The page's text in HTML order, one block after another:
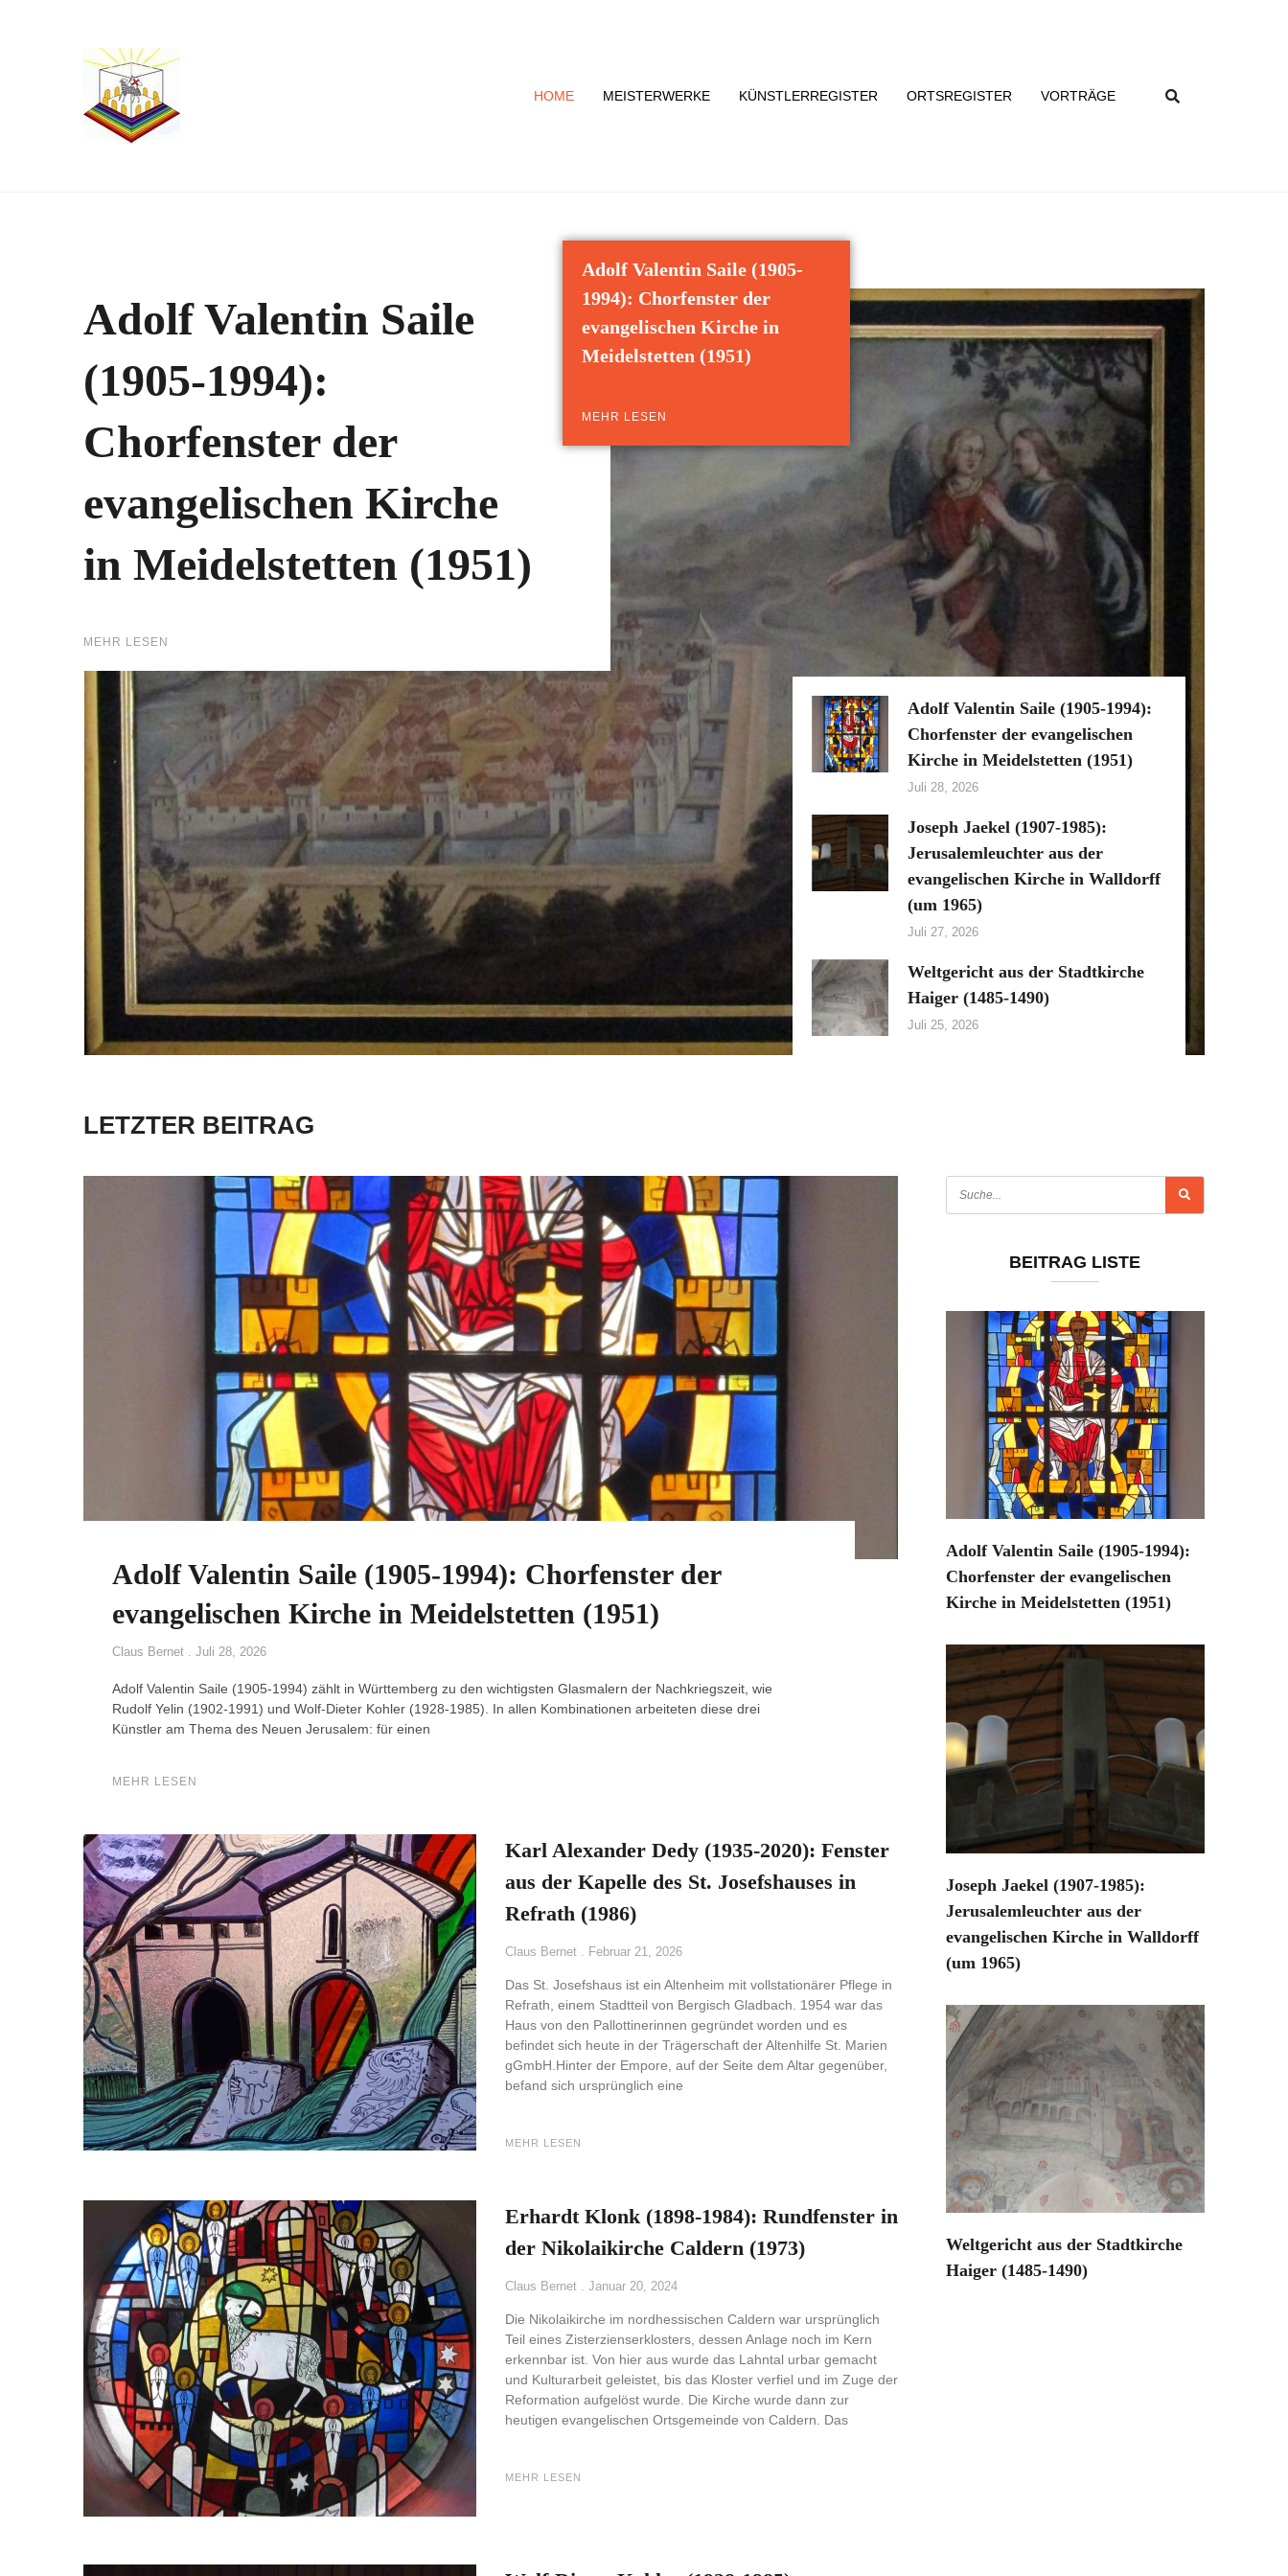
HOME MEISTERWERKE KÜNSTLERREGISTER ORTSREGISTER VORTRÄGE
Adolf Valentin Saile
(1905-1994):
Chorfenster der
evangelischen Kirche
in Meidelstetten (1951)
MEHR LESEN
Adolf Valentin Saile (1905-
1994): Chorfenster der
evangelischen Kirche in
Meidelstetten (1951)
MEHR LESEN
Adolf Valentin Saile (1905-1994):
Chorfenster der evangelischen
Kirche in Meidelstetten (1951)
Juli 28, 2026
Joseph Jaekel (1907-1985):
Jerusalemleuchter aus der
evangelischen Kirche in Walldorff
(um 1965)
Juli 27, 2026
Weltgericht aus der Stadtkirche
Haiger (1485-1490)
Juli 25, 2026
LETZTER BEITRAG
Adolf Valentin Saile (1905-1994): Chorfenster der
evangelischen Kirche in Meidelstetten (1951)
Claus Bernet Juli 28, 2026
Adolf Valentin Saile (1905-1994) zählt in Württemberg zu den wichtigsten Glasmalern der Nachkriegszeit, wie
Rudolf Yelin (1902-1991) und Wolf-Dieter Kohler (1928-1985). In allen Kombinationen arbeiteten diese drei
Künstler am Thema des Neuen Jerusalem: für einen
MEHR LESEN
Karl Alexander Dedy (1935-2020): Fenster
aus der Kapelle des St. Josefshauses in
Refrath (1986)
Claus Bernet Februar 21, 2026
Das St. Josefshaus ist ein Altenheim mit vollstationärer Pflege in
Refrath, einem Stadtteil von Bergisch Gladbach. 1954 war das
Haus von den Pallottinerinnen gegründet worden und es
befindet sich heute in der Trägerschaft der Altenhilfe St. Marien
gGmbH.Hinter der Empore, auf der Seite dem Altar gegenüber,
befand sich ursprünglich eine
MEHR LESEN
Erhardt Klonk (1898-1984): Rundfenster in
der Nikolaikirche Caldern (1973)
Claus Bernet Januar 20, 2024
Die Nikolaikirche im nordhessischen Caldern war ursprünglich
Teil eines Zisterzienserklosters, dessen Anlage noch im Kern
erkennbar ist. Von hier aus wurde das Lahntal urbar gemacht
und Kulturarbeit geleistet, bis das Kloster verfiel und im Zuge der
Reformation aufgelöst wurde. Die Kirche wurde dann zur
heutigen evangelischen Ortsgemeinde von Caldern. Das
MEHR LESEN
BEITRAG LISTE
Adolf Valentin Saile (1905-1994):
Chorfenster der evangelischen
Kirche in Meidelstetten (1951)
Joseph Jaekel (1907-1985):
Jerusalemleuchter aus der
evangelischen Kirche in Walldorff
(um 1965)
Weltgericht aus der Stadtkirche
Haiger (1485-1490)